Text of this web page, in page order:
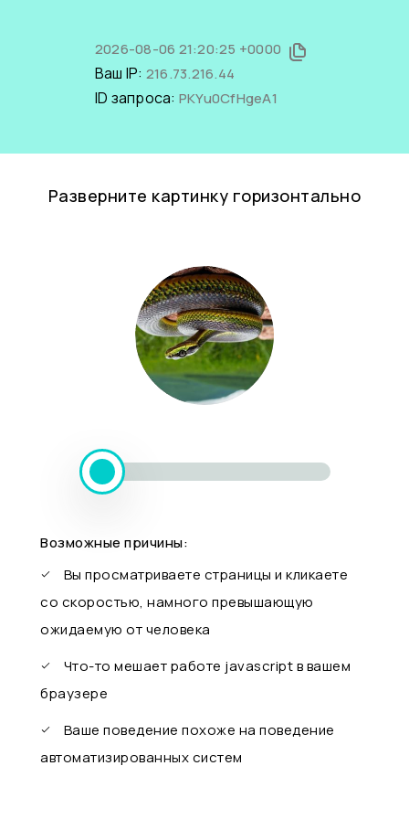
2026-08-06 21:20:25 +0000
Ваш IP: 216.73.216.44
ID запроса: PKYu0CfHgeA1
Разверните картинку горизонтально
Возможные причины:
Вы просматриваете страницы и кликаете
со скоростью, намного превышающую
ожидаемую от человека
Что-то мешает работе javascript в вашем
браузере
Ваше поведение похоже на поведение
автоматизированных систем